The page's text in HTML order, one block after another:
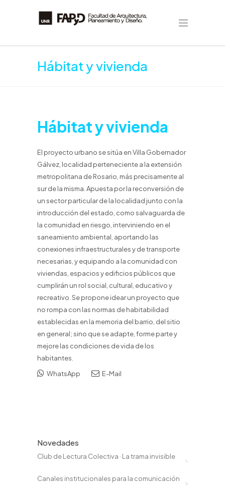
Hábitat y vivienda
Hábitat y vivienda
El proyecto urbano se sitúa en Villa Gobernador
Gálvez, localidad perteneciente a la extensión
metropolitana de Rosario, más precisamente al
sur de la misma. Apuesta por la reconversión de
un sector particular de la localidad junto con la
introducción del estado, como salvaguarda de
la comunidad en riesgo, interviniendo en el
saneamiento ambiental, aportando las
conexiones infraestructurales y de transporte
necesarias, y equipando a la comunidad con
viviendas, espacios y edificios públicos que
cumplirán un rol social, cultural, educativo y
recreativo. Se propone idear un proyecto que
no rompa con las normas de habitabilidad
establecidas en la memoria del barrio, del sitio
en general; sino que se adapte, forme parte y
mejore las condiciones de vida de los
habitantes.
WhatsApp
E-Mail
Novedades
Club de Lectura Colectiva · La trama invisible
Canales institucionales para la comunicación